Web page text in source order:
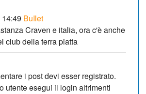
BuIlet
Craven e italia, ora c'è anche
club della terra piatta
i post devi esser registrato.
utente esegui il login altrimenti